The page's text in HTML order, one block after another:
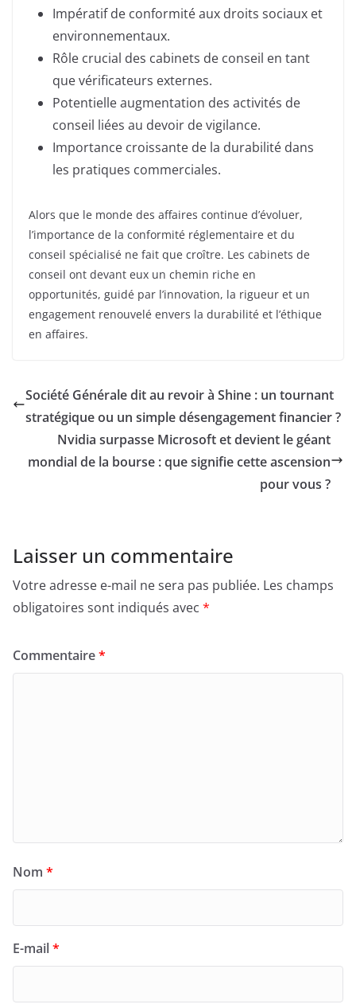
Impératif de conformité aux droits sociaux et
environnementaux.
Rôle crucial des cabinets de conseil en tant
que vérificateurs externes.
Potentielle augmentation des activités de
conseil liées au devoir de vigilance.
Importance croissante de la durabilité dans
les pratiques commerciales.
Alors que le monde des affaires continue d’évoluer,
l’importance de la conformité réglementaire et du
conseil spécialisé ne fait que croître. Les cabinets de
conseil ont devant eux un chemin riche en
opportunités, guidé par l’innovation, la rigueur et un
engagement renouvelé envers la durabilité et l’éthique
en affaires.
Société Générale dit au revoir à Shine : un tournant
stratégique ou un simple désengagement financier ?
Nvidia surpasse Microsoft et devient le géant
mondial de la bourse : que signifie cette ascension
pour vous ?
Laisser un commentaire
Votre adresse e-mail ne sera pas publiée. Les champs
obligatoires sont indiqués avec *
Commentaire*
Nom *
E-mail*